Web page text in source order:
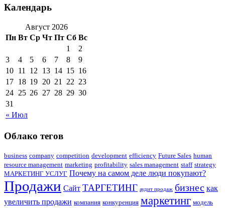
Календарь
Август 2026
Пн Вт Ср Чт Пт Сб Вс
« Июл
1
2
3
4 5 6 7 8
9
10 11 12 13 14 15 16
17 18 19 20 21 22 23
24 25 26 27 28 29 30
31
Облако тегов
business company competition development efficiency Future Sales human
resource management marketing profitability sales management staff strategy
МАРКЕТИНГ УСЛУГ Почему на самом деле люди покупают?
Продажи Сайт ТАРГЕТИНГ аудит продаж бизнес как
увеличить продажи компания конкуренция маркетинг модель